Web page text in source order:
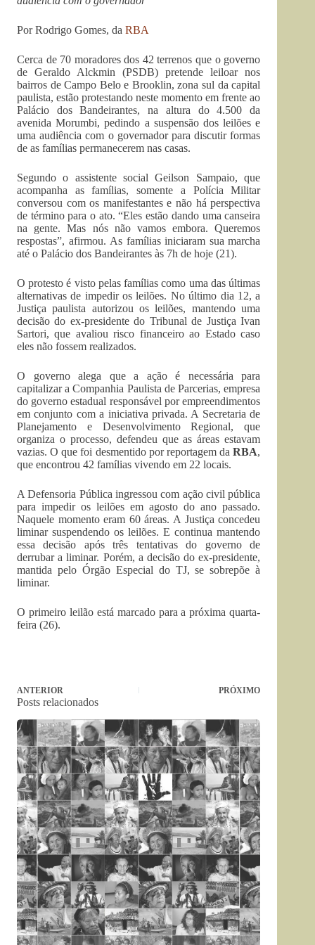
Por Rodrigo Gomes, da RBA
Cerca de 70 moradores dos 42 terrenos que o governo
de Geraldo Alckmin (PSDB) pretende leiloar nos
bairros de Campo Belo e Brooklin, zona sul da capital
paulista, estão protestando neste momento em frente ao
Palácio dos Bandeirantes, na altura do 4.500 da
avenida Morumbi, pedindo a suspensão dos leilões e
uma audiência com o governador para discutir formas
de as famílias permanecerem nas casas.
Segundo o assistente social Geilson Sampaio, que
acompanha as famílias, somente a Polícia Militar
conversou com os manifestantes e não há perspectiva
de término para o ato. “Eles estão dando uma canseira
na gente. Mas nós não vamos embora. Queremos
respostas”, afirmou. As famílias iniciaram sua marcha
até o Palácio dos Bandeirantes às 7h de hoje (21).
O protesto é visto pelas famílias como uma das últimas
alternativas de impedir os leilões. No último dia 12, a
Justiça paulista autorizou os leilões, mantendo uma
decisão do ex-presidente do Tribunal de Justiça Ivan
Sartori, que avaliou risco financeiro ao Estado caso
eles não fossem realizados.
O governo alega que a ação é necessária para
capitalizar a Companhia Paulista de Parcerias, empresa
do governo estadual responsável por empreendimentos
em conjunto com a iniciativa privada. A Secretaria de
Planejamento e Desenvolvimento Regional, que
organiza o processo, defendeu que as áreas estavam
vazias. O que foi desmentido por reportagem daRBA,
que encontrou 42 famílias vivendo em 22 locais.
A Defensoria Pública ingressou com ação civil pública
para impedir os leilões em agosto do ano passado.
Naquele momento eram 60 áreas. A Justiça concedeu
liminar suspendendo os leilões. E continua mantendo
essa decisão após três tentativas do governo de
derrubar a liminar. Porém, a decisão do ex-presidente,
mantida pelo Órgão Especial do TJ, se sobrepõe à
liminar.
O primeiro leilão está marcado para a próxima quarta-
feira (26).
ANTERIOR PRÓXIMO
Posts relacionados